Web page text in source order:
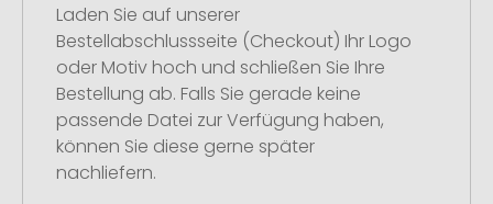
Laden Sie auf unserer
Bestellabschlussseite (Checkout) Ihr Logo
oder Motiv hoch und schließen Sie Ihre
Bestellung ab. Falls Sie gerade keine
passende Datei zur Verfügung haben,
können Sie diese gerne später
nachliefern.